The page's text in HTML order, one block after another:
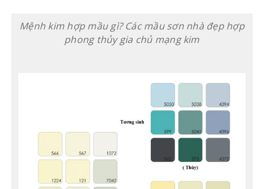
Mệnh kim hợp mầu gì? Các mầu sơn nhà đẹp hợp
phong thủy gia chủ mạng kim